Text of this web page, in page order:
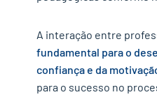
A interação entre
fundamental para o
confiança e da
para o sucesso no